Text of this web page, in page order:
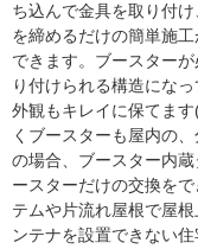
ち込んで金具を取り付
を締めるだけの簡単施
できます。ブースター
り付けられる構造にな
外観もキレイに保てま
くブースターも屋内の
の場合、ブースター内
ースターだけの交換を
テムや片流れ屋根で屋
ンテナを設置できない